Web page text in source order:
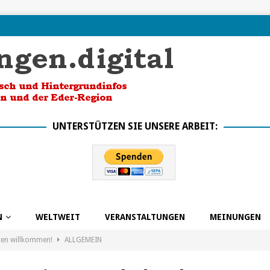
UNTERSTÜTZEN SIE UNSERE ARBEIT:
WELTWEIT VERANSTALTUNGEN MEINUNGEN
willkommen! ALLGEMEIN